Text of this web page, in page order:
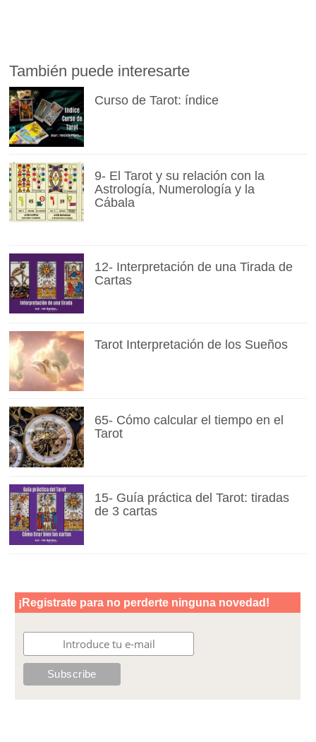
También puede interesarte
Curso de Tarot: índice
9- El Tarot y su relación con la
Astrología, Numerología y la
Cábala
12- Interpretación de una Tirada de
Cartas
Tarot Interpretación de los Sueños
65- Cómo calcular el tiempo en el
Tarot
15- Guía práctica del Tarot: tiradas
de 3 cartas